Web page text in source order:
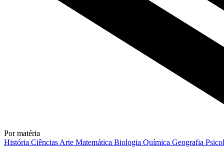
Por matéria
História Ciências Arte Matemática Biologia Química Geografia